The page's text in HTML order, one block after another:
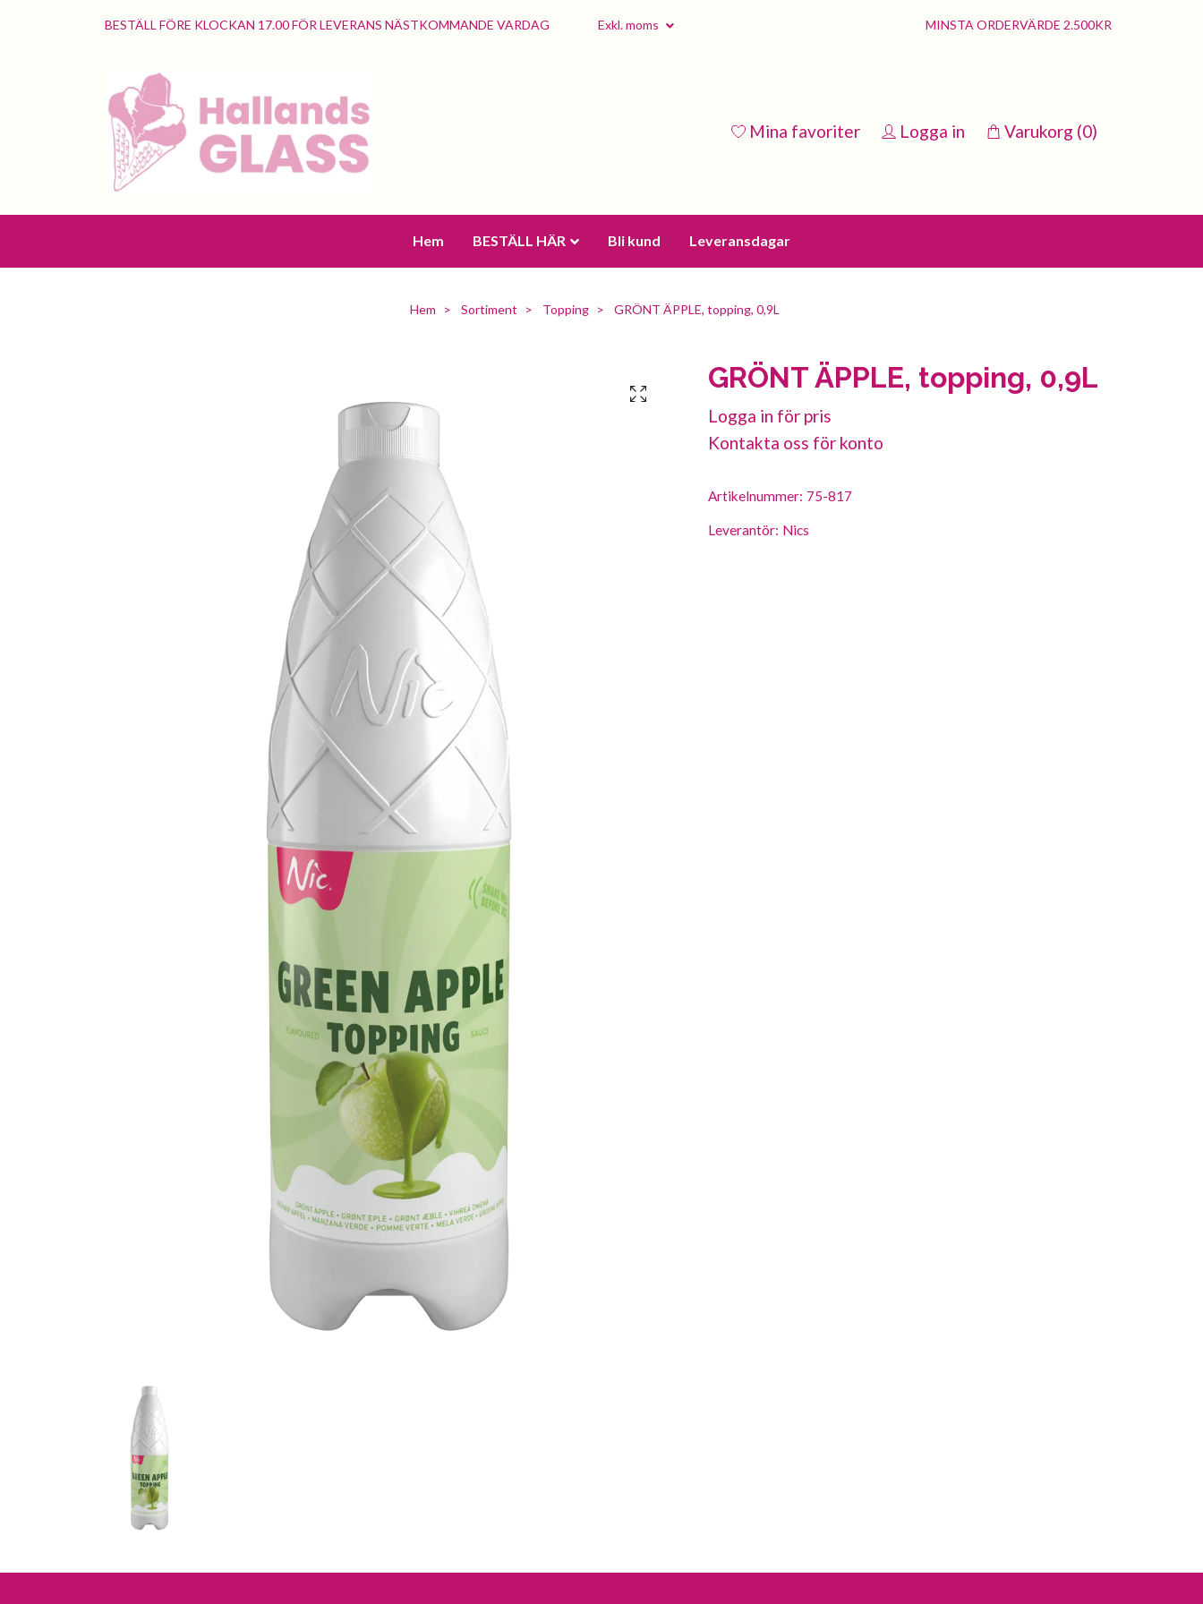
BESTÄLL FÖRE KLOCKAN 17.00 FÖR LEVERANS NÄSTKOMMANDE VARDAG Exkl. moms MINSTA ORDERVÄRDE 2.500KR
Mina favoriter Logga in Varukorg (0)
Hem BESTÄLL HÄR Bli kund Leveransdagar
Hem Sortiment Topping GRÖNT ÄPPLE, topping, 0,9L
GRÖNT ÄPPLE, topping, 0,9L
Logga in för pris
Kontakta oss för konto
Artikelnummer: 75-817
Leverantör: Nics